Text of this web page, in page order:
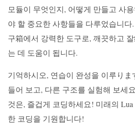
모듈이 무엇인지, 어떻게 만들고 사
야 할 중요한 사항들을 다루었습니다
구箱에서 강력한 도구로, 깨끗하고
는 데 도움이 됩니다.
기억하시오, 연습이 완성을 이루り
들어 보고, 다른 구조를 실험해 보세
것은, 즐겁게 코딩하세요! 미래의
한 코딩을 기원합니다!